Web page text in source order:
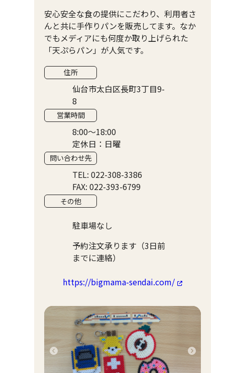
安心安全な食の提供にこだわり、利用者さ
んと共に手作りパンを販売してます。なか
でもメディアにも何度か取り上げられた
「天ぷらパン」が人気です。
住所
仙台市太白区長町3丁目9-
8
営業時間
8:00〜18:00
定休日：日曜
問い合わせ先
TEL: 022-308-3386
FAX: 022-393-6799
その他
駐車場なし
予約注文承ります（3日前
までに連絡）
https://bigmama-sendai.com/